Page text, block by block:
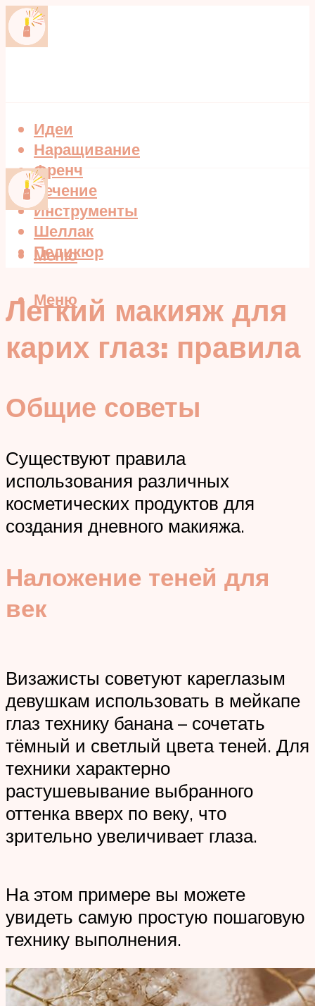
Идеи
Наращивание
Френч
Лечение
Инструменты
Шеллак
Педикюр
Меню
Меню
Легкий макияж для
карих глаз: правила
Общие советы
Существуют правила
использования различных
косметических продуктов для
создания дневного макияжа.
Наложение теней для
век
Визажисты советуют кареглазым
девушкам использовать в мейкапе
глаз технику банана – сочетать
тёмный и светлый цвета теней. Для
техники характерно
растушевывание выбранного
оттенка вверх по веку, что
зрительно увеличивает глаза.
На этом примере вы можете
увидеть самую простую пошаговую
технику выполнения.